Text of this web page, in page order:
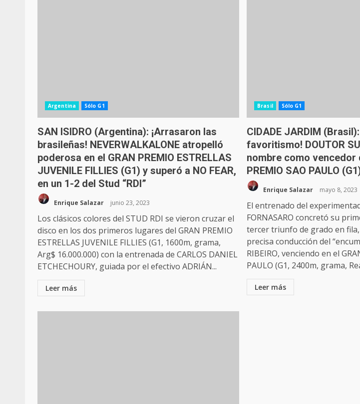
Argentina Sólo G1
SAN ISIDRO (Argentina): ¡Arrasaron las
brasileñas! NEVERWALKALONE atropelló
poderosa en el GRAN PREMIO ESTRELLAS
JUVENILE FILLIES (G1) y superó a NO FEAR,
en un 1-2 del Stud “RDI”
Enrique Salazar junio 23, 2023
Los clásicos colores del STUD RDI se vieron cruzar el
disco en los dos primeros lugares del GRAN PREMIO
ESTRELLAS JUVENILE FILLIES (G1, 1600m, grama,
Arg$ 16.000.000) con la entrenada de CARLOS DANIEL
ETCHECHOURY, guiada por el efectivo ADRIÁN...
Leer más
Brasil Sólo G1
CIDADE JARDIM
favoritismo! DOUTOR
nombre como vencedor
PREMIO SAO PAULO
Enrique Salazar mayo 8, 2023
El entrenado del
FORNASARO concretó su
tercer triunfo de grado en
precisa conducción del
RIBEIRO, venciendo en el
PAULO (G1, 2400m, grama,
Leer más